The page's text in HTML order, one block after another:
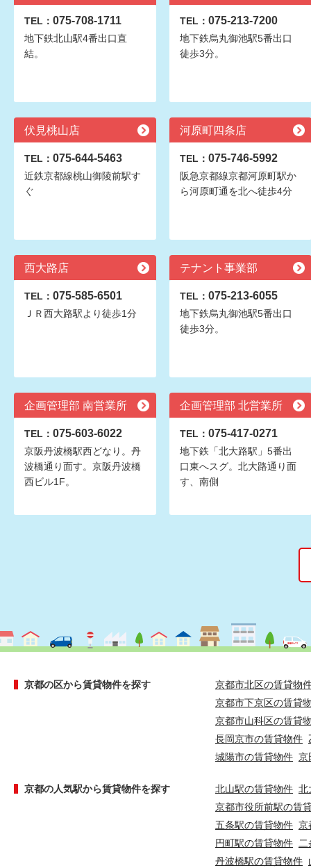
TEL： 075-708-1711
地下鉄北山駅4番出口直
結。
TEL： 075-213-7200
地下鉄烏丸御池駅5番出口
徒歩3分。
伏見桃山店
TEL： 075-644-5463
近鉄京都線桃山御陵前駅す
ぐ
河原町四条店
TEL： 075-746-5992
阪急京都線京都河原町駅か
ら河原町通を北へ徒歩4分
西大路店
TEL： 075-585-6501
ＪＲ西大路駅より徒歩1分
テナント事業部
TEL： 075-213-6055
地下鉄烏丸御池駅5番出口
徒歩3分。
企画管理部 南営業所
TEL： 075-603-6022
京阪丹波橋駅西どなり。丹
波橋通り面す。京阪丹波橋
西ビル1F。
企画管理部 北営業所
TEL： 075-417-0271
地下鉄「北大路駅」5番出
口東へスグ。北大路通り面
す、南側
京都の区から賃貸物件を探す
京都市北区の賃貸物
京都市下京区の賃貸
京都市山科区の賃貸
長岡京市の賃貸物件
城陽市の賃貸物件 京
京都の人気駅から賃貸物件を探す 北山駅の賃貸物件 北
京都市役所前駅の賃
五条駅の賃貸物件 京
円町駅の賃貸物件
丹波橋駅の賃貸物件